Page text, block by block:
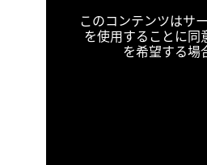
このコンテンツはサ
を使用することに同
を希望する場